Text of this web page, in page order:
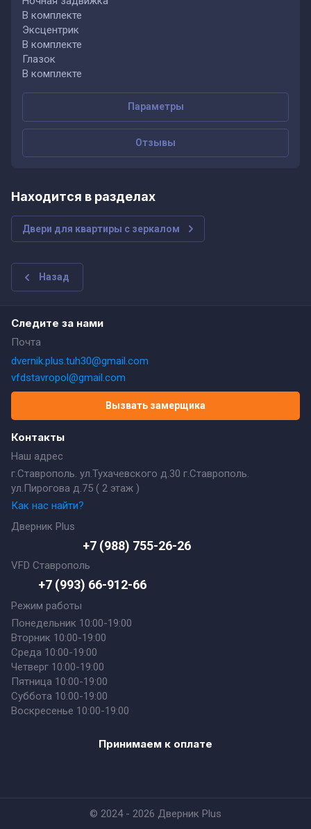
В комплекте
Эксцентрик
В комплекте
Глазок
В комплекте
Параметры
Отзывы
Находится в разделах
Двери для квартиры с зеркалом
Назад
Контакты
Наш адрес
г.Ставрополь. ул.Тухачевского д.30 г.Ставрополь.
ул.Пирогова д.75 ( 2 этаж )
Как нас найти?
Дверник Plus
+7 (988) 755-26-26
VFD Ставрополь
+7 (993) 66-912-66
Режим работы
Понедельник 10:00-19:00
Вторник 10:00-19:00
Среда 10:00-19:00
Четверг 10:00-19:00
Пятница 10:00-19:00
Суббота 10:00-19:00
Воскресенье 10:00-19:00
Следите за нами
Почта
dvernik.plus.tuh30@gmail.com
vfdstavropol@gmail.com
Вызвать замерщика
Принимаем к оплате
© 2024 - 2026 Дверник Plus